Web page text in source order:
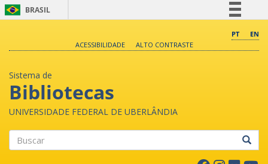
BRASIL
Comunica BR
PT
EN
ACESSIBILIDADE
ALTO CONTRASTE
Sistema de
Bibliotecas
UNIVERSIDADE FEDERAL DE UBERLÂNDIA